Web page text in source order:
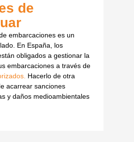
de
embarcaciones es un
En España, los
obligados a gestionar la
embarcaciones a través de
Hacerlo de otra
acarrear sanciones
y daños medioambientales